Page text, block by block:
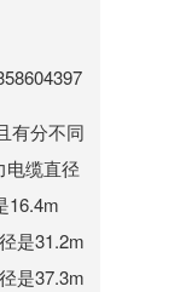
有分不同
电缆直径
16.4m
是31.2m
是37.3m